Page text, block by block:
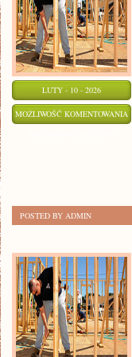
LUTY - 10 - 2026
MOŻLIWOŚĆ KOMENTOWANIA
POSTED BY ADMIN